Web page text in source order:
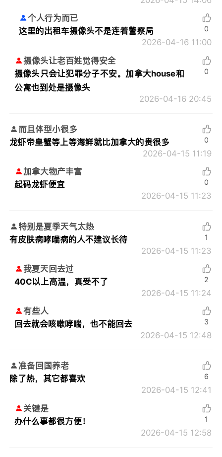
个人行为而已
这里的出租车摄像头不是连着警察局
2026-04-16 11:00
0
摄像头让老百姓觉得安全
摄像头只会让犯罪分子不安。加拿大house和
公寓也到处是摄像头
2026-04-16 20:45
0
而且体型小很多
龙虾帝皇蟹等上等海鲜就比加拿大的贵很多
2026-04-15 11:19
0
加拿大物产丰富
起码龙虾便宜
2026-04-15 11:23
0
特别是夏季天气太热
有皮肤病哮喘病的人不建议长待
2026-04-15 11:23
1
我夏天回去过
40C以上高温，真受不了
2026-04-15 11:24
2
有些人
回去就会咳嗽哮喘，也不能回去
2026-04-15 12:48
3
准备回国养老
除了热，其它都喜欢
2026-04-15 12:41
6
关键是
办什么事都很方便！
2026-04-15 12:58
1